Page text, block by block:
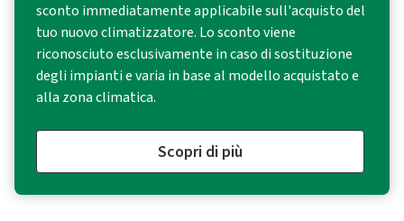
sconto immediatamente applicabile sull'acquisto del
tuo nuovo climatizzatore. Lo sconto viene
riconosciuto esclusivamente in caso di sostituzione
degli impianti e varia in base al modello acquistato e
alla zona climatica.
Scopri di più